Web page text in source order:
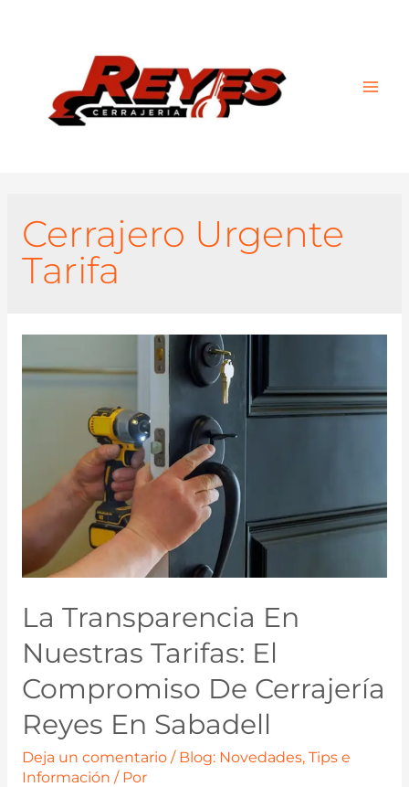
Cerrajero Urgente
Tarifa
La Transparencia En
Nuestras Tarifas: El
Compromiso De Cerrajería
Reyes En Sabadell
Deja un comentario / Blog: Novedades, Tips e
Información / Por